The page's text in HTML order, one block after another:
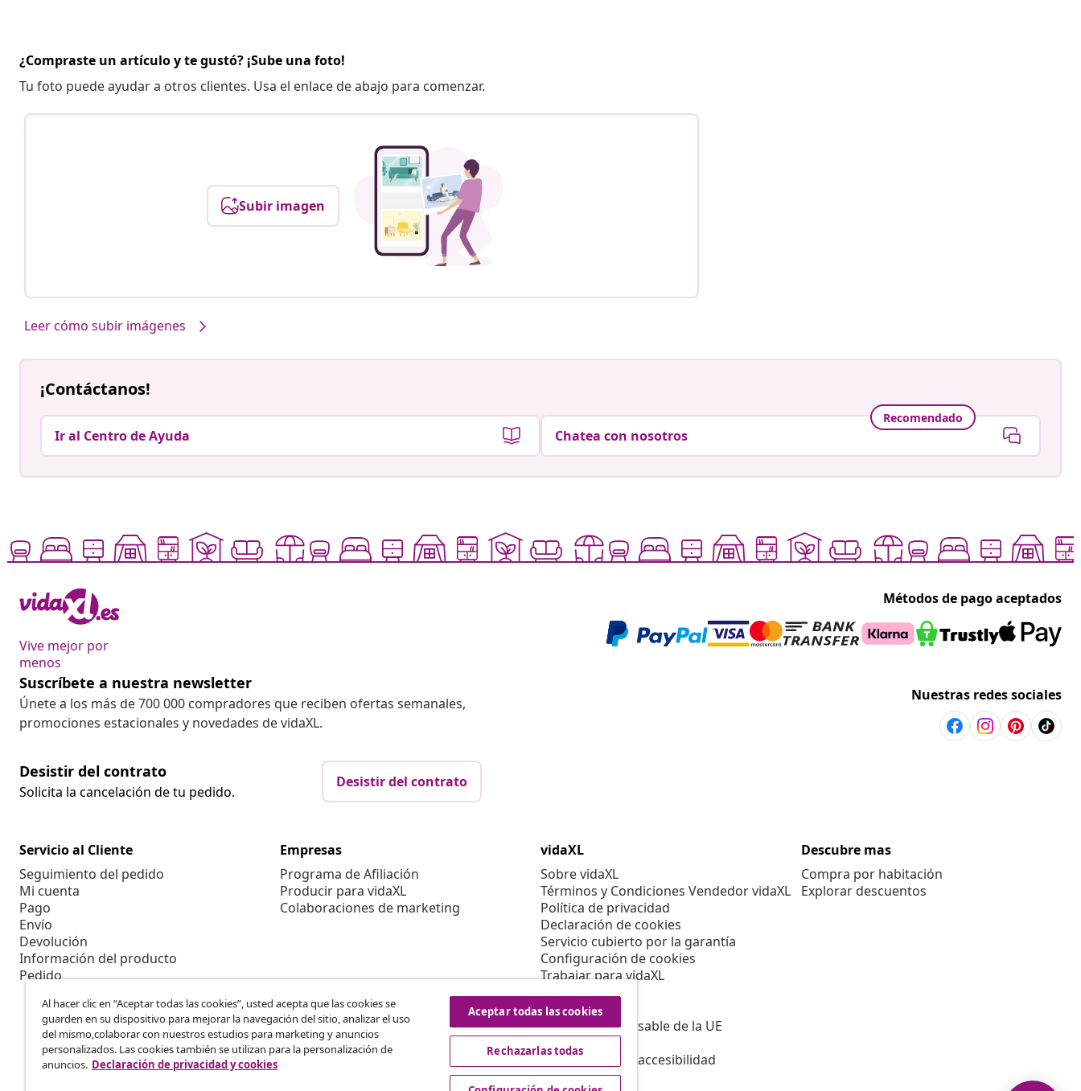
¿Compraste un artículo y te gustó? ¡Sube una foto!
Tu foto puede ayudar a otros clientes. Usa el enlace de abajo para comenzar.
Subir imagen
Leer cómo subir imágenes
¡Contáctanos!
Ir al Centro de Ayuda
Recomendado
Chatea con nosotros
Vive mejor por
menos
Métodos de pago aceptados
Suscríbete a nuestra newsletter
Únete a los más de 700 000 compradores que reciben ofertas semanales,
promociones estacionales y novedades de vidaXL.
Nuestras redes sociales
Desistir del contrato
Solicita la cancelación de tu pedido.
Desistir del contrato
Servicio al Cliente
Seguimiento del pedido
Mi cuenta
Pago
Envío
Devolución
Información del producto
Pedido
Empresas
Programa de Afiliación
Producir para vidaXL
Colaboraciones de marketing
vidaXL
Sobre vidaXL
Términos y Condiciones Vendedor vidaXL
Política de privacidad
Declaración de cookies
Servicio cubierto por la garantía
Configuración de cookies
Trabajar para vidaXL
Aviso legal
Seguridad
Persona responsable de la UE
Política de EPR
Información de accesibilidad
Descubre mas
Compra por habitación
Explorar descuentos
Al hacer clic en “Aceptar todas las cookies”, usted acepta que las cookies se
guarden en su dispositivo para mejorar la navegación del sitio, analizar el uso
del mismo,colaborar con nuestros estudios para marketing y anuncios
personalizados. Las cookies también se utilizan para la personalización de
anuncios. Declaración de privacidad y cookies
Aceptar todas las cookies
Rechazarlas todas